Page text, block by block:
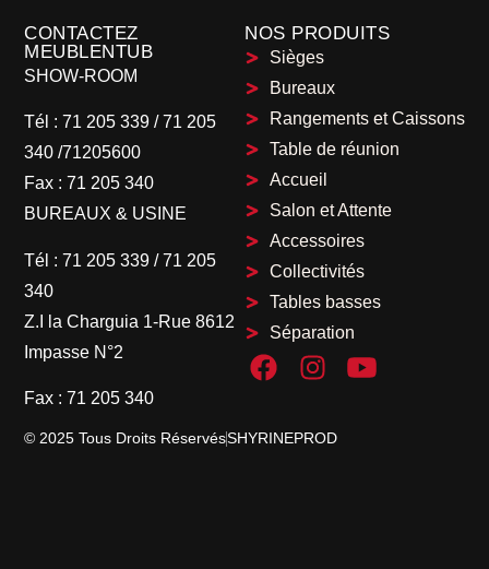
CONTACTEZ
MEUBLENTUB
SHOW-ROOM
Tél : 71 205 339 / 71 205
340 /71205600
Fax : 71 205 340
BUREAUX & USINE
Tél : 71 205 339 /71 205
340
Z.I la Charguia 1-Rue 8612
Impasse N°2
Fax : 71 205 340
NOS PRODUITS
Sièges
Bureaux
Rangements et Caissons
Table de réunion
Accueil
Salon et Attente
Accessoires
Collectivités
Tables basses
Séparation
© 2025 Tous Droits RéservésSHYRINEPROD